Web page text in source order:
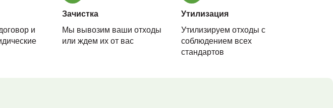
и
Зачистка
Мы вывозим ваши отходы
или ждем их от вас
Утилизация
Утилизируем отходы с
соблюдением всех
стандартов